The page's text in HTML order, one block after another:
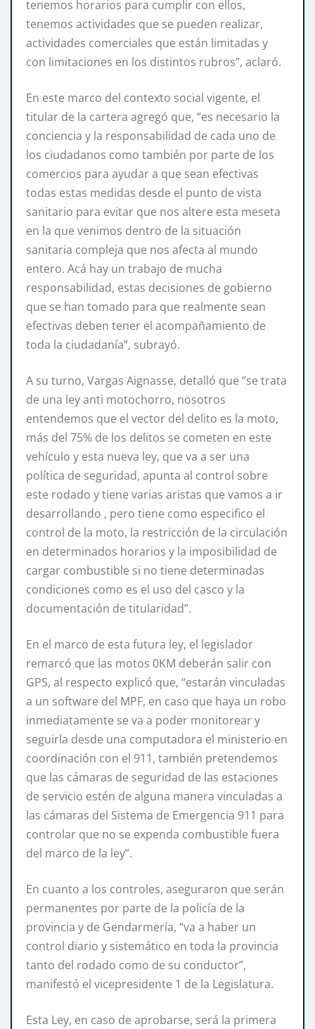
tenemos horarios para cumplir con ellos,
tenemos actividades que se pueden realizar,
actividades comerciales que están limitadas y
con limitaciones en los distintos rubros”, aclaró.
En este marco del contexto social vigente, el
titular de la cartera agregó que, “es necesario la
conciencia y la responsabilidad de cada uno de
los ciudadanos como también por parte de los
comercios para ayudar a que sean efectivas
todas estas medidas desde el punto de vista
sanitario para evitar que nos altere esta meseta
en la que venimos dentro de la situación
sanitaria compleja que nos afecta al mundo
entero. Acá hay un trabajo de mucha
responsabilidad, estas decisiones de gobierno
que se han tomado para que realmente sean
efectivas deben tener el acompañamiento de
toda la ciudadanía”, subrayó.
A su turno, Vargas Aignasse, detalló que “se trata
de una ley anti motochorro, nosotros
entendemos que el vector del delito es la moto,
más del 75% de los delitos se cometen en este
vehículo y esta nueva ley, que va a ser una
política de seguridad, apunta al control sobre
este rodado y tiene varias aristas que vamos a ir
desarrollando , pero tiene como especifico el
control de la moto, la restricción de la circulación
en determinados horarios y la imposibilidad de
cargar combustible si no tiene determinadas
condiciones como es el uso del casco y la
documentación de titularidad”.
En el marco de esta futura ley, el legislador
remarcó que las motos 0KM deberán salir con
GPS, al respecto explicó que, “estarán vinculadas
a un software del MPF, en caso que haya un robo
inmediatamente se va a poder monitorear y
seguirla desde una computadora el ministerio en
coordinación con el 911, también pretendemos
que las cámaras de seguridad de las estaciones
de servicio estén de alguna manera vinculadas a
las cámaras del Sistema de Emergencia 911 para
controlar que no se expenda combustible fuera
del marco de la ley”.
En cuanto a los controles, aseguraron que serán
permanentes por parte de la policía de la
provincia y de Gendarmería, “va a haber un
control diario y sistemático en toda la provincia
tanto del rodado como de su conductor”,
manifestó el vicepresidente 1 de la Legislatura.
Esta Ley, en caso de aprobarse, será la primera